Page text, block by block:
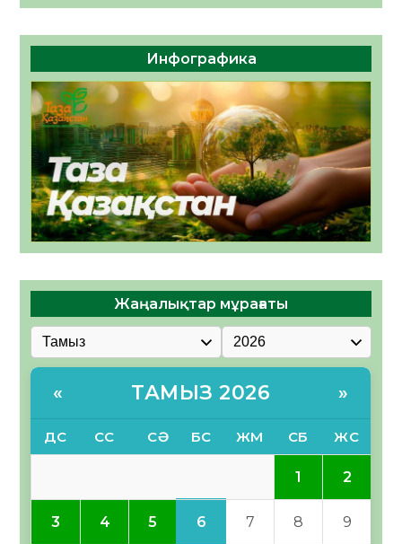
Инфографика
Жаңалықтар мұрағаты
« ТАМЫЗ 2026 »
ДС СС СӘ БС ЖМ СБ ЖС
1 2
3 4 5 6 7 8 9